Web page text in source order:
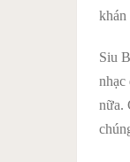
khán
Siu
nhạc
nữa.